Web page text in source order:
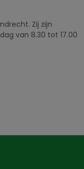
Zij zijn
van 8.30 tot 17.00